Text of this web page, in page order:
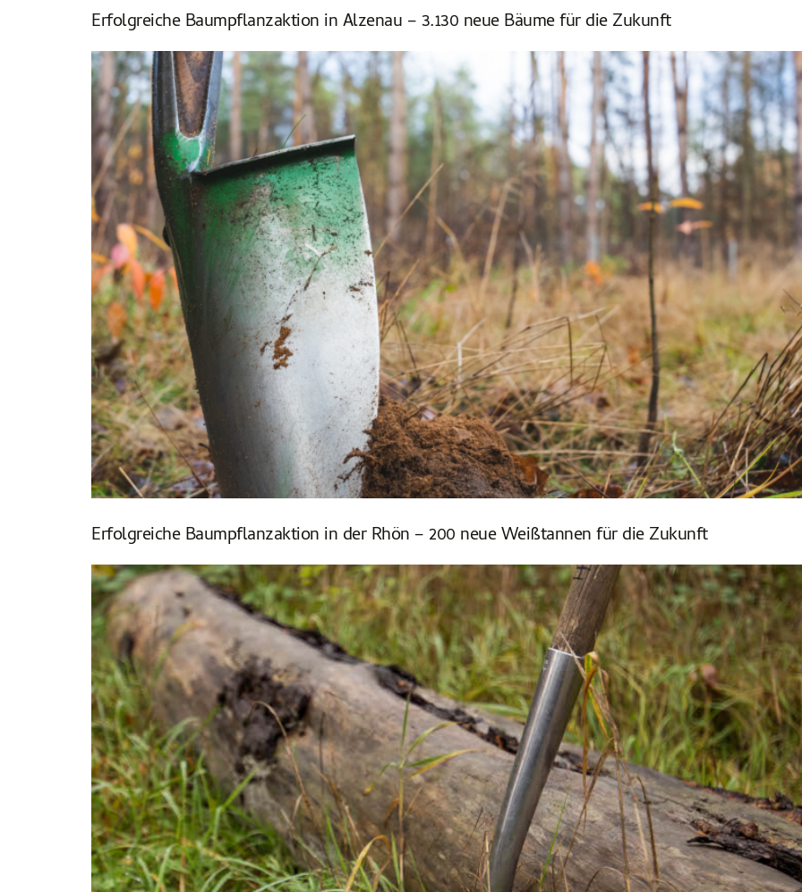
Erfolgreiche Baumpflanzaktion in Alzenau – 3.130 neue Bäume für die Zukunft
Erfolgreiche Baumpflanzaktion in der Rhön – 200 neue Weißtannen für die Zukunft